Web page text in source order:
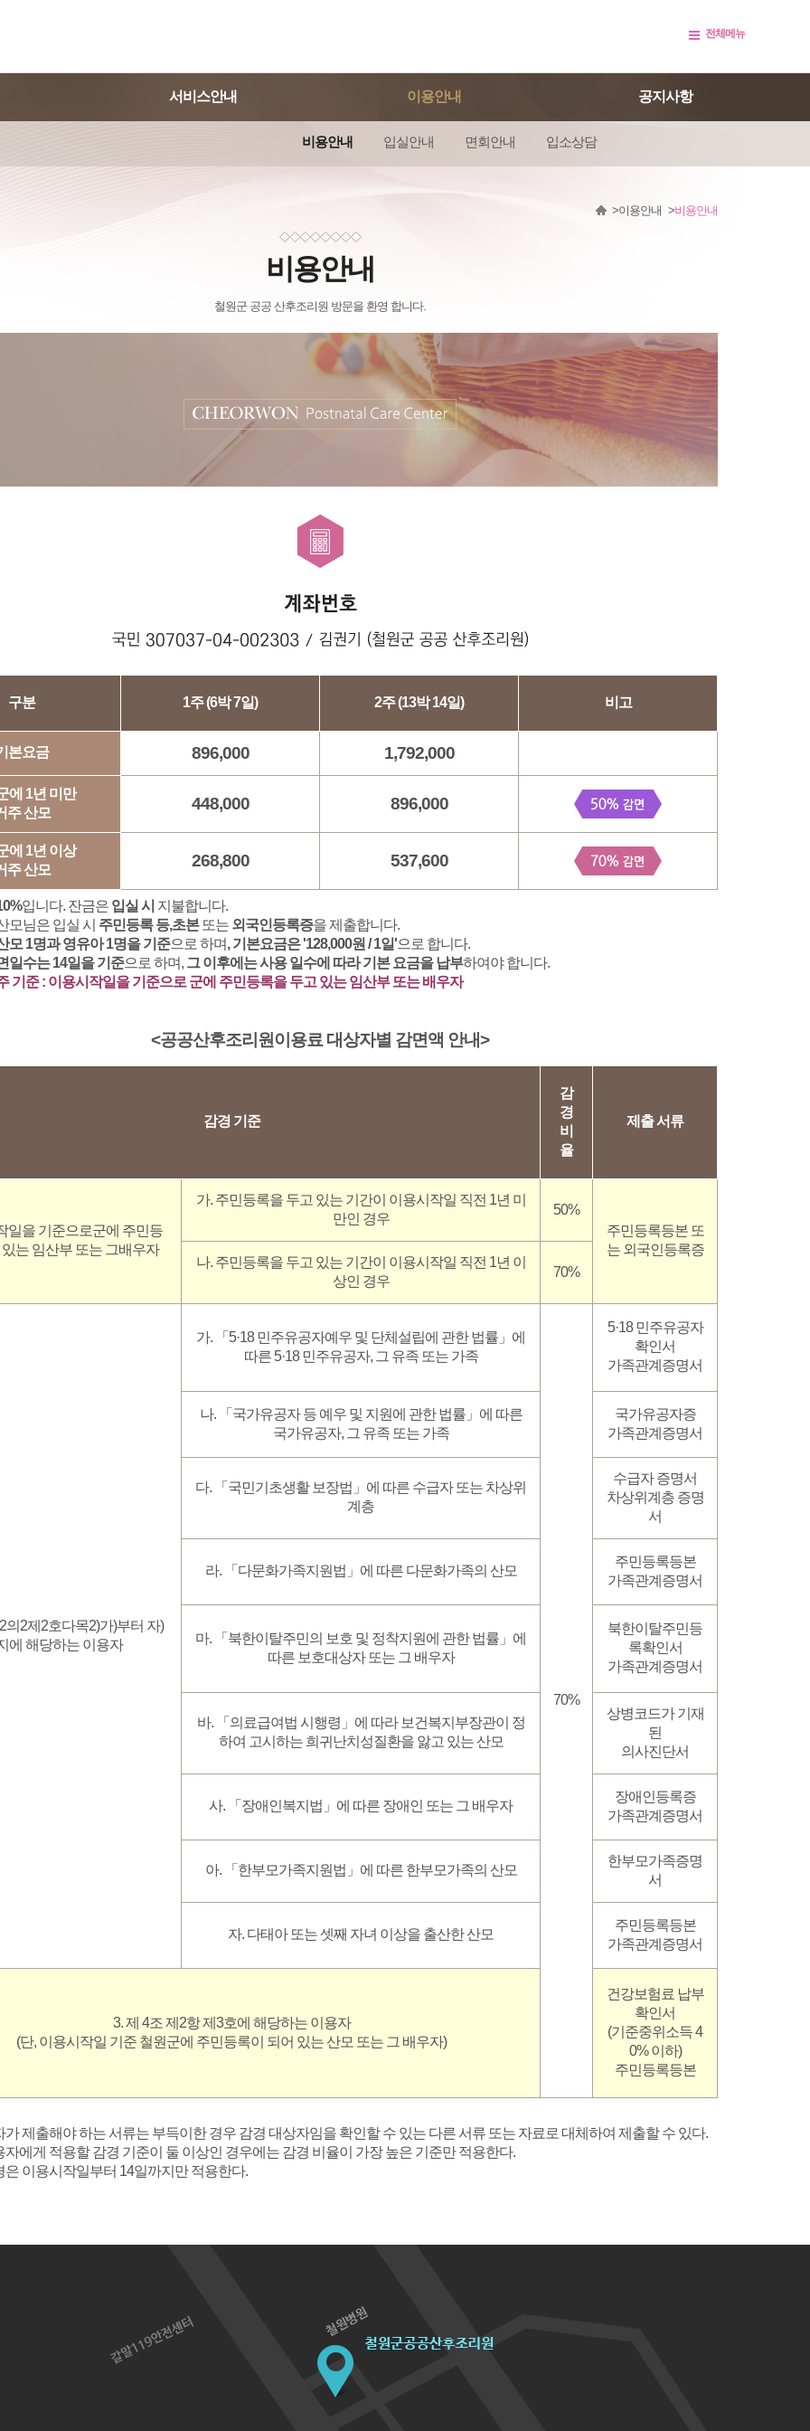
전체메뉴
서비스안내 이용안내
비용안내 입실안내 면회안내 입소상담
공지사항
이용안내 비용안내
비용안내
철원군 공공 산후조리원 방문을 환영 합니다.
구분 1주(6박 7일) 2주(13박 14일) 비고
본요금 896,000 1,792,000
에 1년 미만
주 산모
448,000 896,000
에 1년 이상
주 산모
268,800 537,600
입니다. 잔금은 입실 시 지불합니다.
모님은 입실 시 주민등록 등,초본 또는 외국인등록증을 제출합니다.
모 1명과 영유아 1명을 기준으로 하며, 기본요금은 '128,000원 / 1일'으로 합니다.
일수는 14일을 기준으로 하며, 그 이후에는 사용 일수에 따라 기본 요금을 납부하여야 합니다.
기준 : 이용시작일을 기준으로 군에 주민등록을 두고 있는 임산부 또는 배우자
<공공산후조리원이용료 대상자별 감면액 안내>
감경 기준
감
경
비
율
제출 서류
일을 기준으로군에 주민등
는 임산부 또는 그배우자
가. 주민등록을 두고 있는 기간이 이용시작일 직전 1년 미
만인 경우
50%
주민등록등본 또
는 외국인등록증
나. 주민등록을 두고 있는 기간이 이용시작일 직전 1년 이
상인 경우
70%
의2제2호다목2)가)부터 자)
에 해당하는 이용자
가. 「5·18 민주유공자예우 및 단체설립에 관한 법률」에
따른 5·18 민주유공자, 그 유족 또는 가족
70%
5·18 민주유공자
확인서
가족관계증명서
나. 「국가유공자 등 예우 및 지원에 관한 법률」에 따른
국가유공자, 그 유족 또는 가족
국가유공자증
가족관계증명서
다. 「국민기초생활 보장법」에 따른 수급자 또는 차상위
계층
수급자 증명서
차상위계층 증명
서
라. 「다문화가족지원법」에 따른 다문화가족의 산모
주민등록등본
가족관계증명서
마. 「북한이탈주민의 보호 및 정착지원에 관한 법률」에
따른 보호대상자 또는 그 배우자
북한이탈주민등
록확인서
가족관계증명서
바. 「의료급여법 시행령」에 따라 보건복지부장관이 정
하여 고시하는 희귀난치성질환을 앓고 있는 산모
상병코드가 기재
된
의사진단서
사. 「장애인복지법」에 따른 장애인 또는 그 배우자
장애인등록증
가족관계증명서
아. 「한부모가족지원법」에 따른 한부모가족의 산모
한부모가족증명
서
자. 다태아 또는 셋째 자녀 이상을 출산한 산모
주민등록등본
가족관계증명서
3. 제 4조 제2항 제3호에 해당하는 이용자
(단, 이용시작일 기준 철원군에 주민등록이 되어 있는 산모 또는 그 배우자)
건강보험료 납부
확인서
(기준중위소득 4
0% 이하)
주민등록등본
가 제출해야 하는 서류는 부득이한 경우 감경 대상자임을 확인할 수 있는 다른 서류 또는 자료로 대체하여 제출할 수 있다.
자에게 적용할 감경 기준이 둘 이상인 경우에는 감경 비율이 가장 높은 기준만 적용한다.
은 이용시작일부터 14일까지만 적용한다.